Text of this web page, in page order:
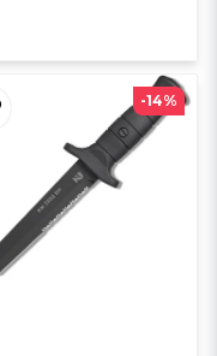
-14%